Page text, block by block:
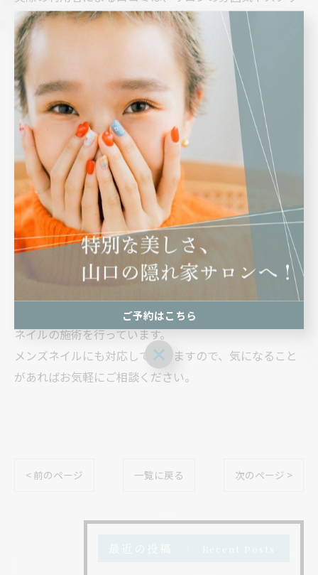
フの対応を知るうえで大きな手がかりです。
特にメンズネイルであれば、レビューや具体的な体験談
を参考にすることをおすすめします。
まとめ
メンズネイルサロンの選び方として、男性も利用できる
かや希望するメニューがあるか・通いやすい場所にある
かなどが大切です。
また口コミが良く、男性の利用が多いサロンであれば、
スタッフによるスムーズな対応が受けられるでしょう。
山口の『CODE:』は、指先に自然な艶をもたらすジェル
ネイルの施術を行っています。
メンズネイルにも対応しておりますので、気になること
があればお気軽にご相談ください。
< 前のページ 一覧に戻る 次のページ >
最近の投稿 Recent Posts
ご予約はこちら
ご予約はこちら